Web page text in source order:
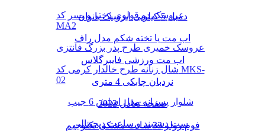
عروسک دو قولوی دختر و پسر کد
MA2
عروسک خمیری طرح پدر بزرگ فانتزی
شال زنانه طرح خالدار کرمی کد MKS-
02
شلوار پسرانه مدل اسلش 6 جیب
ست دستبند و ساعت دیجیتالی
دمبل 5 کیلویی ایروبیک بانوان
اب مت یا تخته شکم مدل راف
اب مت ورزشی فایبرگلاس
نردبان چابکی 4 متری
صفحه تعادل 2022
فوم رولر 33 سانت مشکی تکنوجیم